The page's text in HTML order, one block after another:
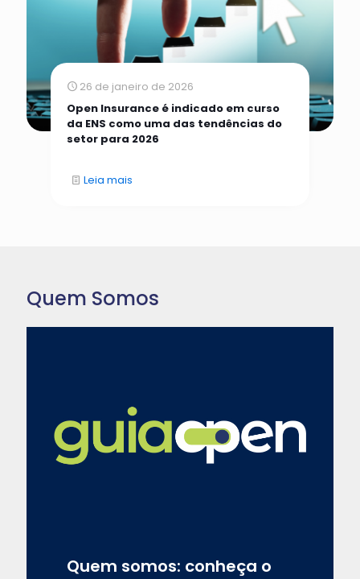
26 de janeiro de 2026
Open Insurance é indicado em curso
da ENS como uma das tendências do
setor para 2026
Leia mais
Quem Somos
Quem somos: conheça o